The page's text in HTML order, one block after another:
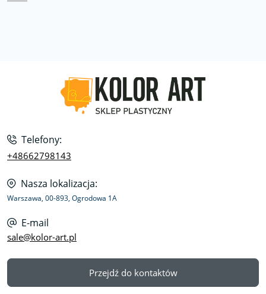
Telefony:
+48662798143
Nasza lokalizacja:
Warszawa, 00-893, Ogrodowa 1A
E-mail
sale@kolor-art.pl
Przejdź do kontaktów